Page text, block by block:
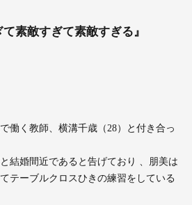
素敵すぎて素敵すぎる』
働く教師、横溝千歳（28）と付き合っ
結婚間近であると告げており 、朋美は
テーブルクロスひきの練習をしている